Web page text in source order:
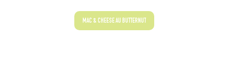
MAC & CHEESE AU BUTTERNUT